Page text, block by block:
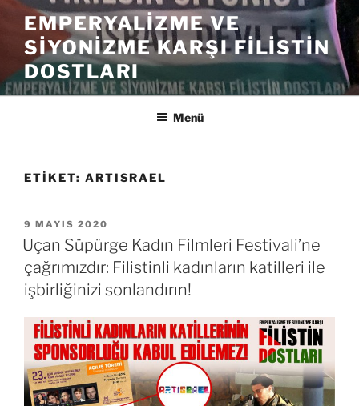
İçeriğe
EMPERYALIZME VE
SIYONIZME KARŞI FILISTIN
DOSTLARI
Menü
ETIKET: ARTISRAEL
YAYIM
TARIHI
9 MAYIS 2020
Uçan Süpürge Kadın Filmleri Festivali’ne
çağrımızdır: Filistinli kadınların katilleri ile
işbirliğinizi sonlandırın!